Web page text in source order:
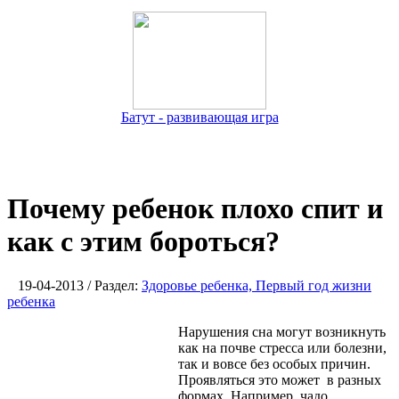
Батут - развивающая игра
Почему ребенок плохо спит и
как с этим бороться?
19-04-2013 / Раздел: Здоровье ребенка, Первый год жизни
ребенка
Нарушения сна могут возникнуть
как на почве стресса или болезни,
так и вовсе без особых причин.
Проявляться это может в разных
формах. Например, чадо